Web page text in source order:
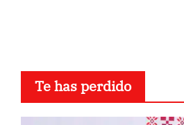
Te has perdido